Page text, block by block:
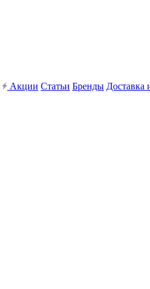
Акции Статьи Бренды Доставка